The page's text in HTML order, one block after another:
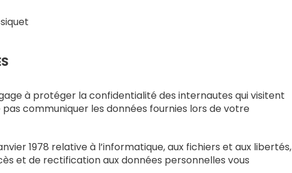
à protéger la confidentialité des internautes qui visitent
pas communiquer les données fournies lors de votre
1978 relative à l’informatique, aux fichiers et aux libertés,
et de rectification aux données personnelles vous